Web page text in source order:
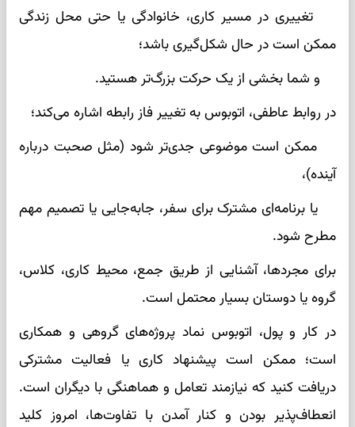
تغییری در مسیر کاری، خانوادگی یا حتی محل زندگی
ممکن است در حال شکل‌گیری باشد؛
و شما بخشی از یک حرکت بزرگ‌تر هستید.
در روابط عاطفی، اتوبوس به تغییر فاز رابطه اشاره می‌کند؛
ممکن است موضوعی جدی‌تر شود (مثل صحبت درباره
آینده)،
یا برنامه‌ای مشترک برای سفر، جابه‌جایی یا تصمیم مهم
مطرح شود.
برای مجردها، آشنایی از طریق جمع، محیط کاری، کلاس،
گروه یا دوستان بسیار محتمل است.
در کار و پول، اتوبوس نماد پروژه‌های گروهی و همکاری
است؛ ممکن است پیشنهاد کاری یا فعالیت مشترکی
دریافت کنید که نیازمند تعامل و هماهنگی با دیگران است.
انعطاف‌پذیر بودن و کنار آمدن با تفاوت‌ها، امروز کلید